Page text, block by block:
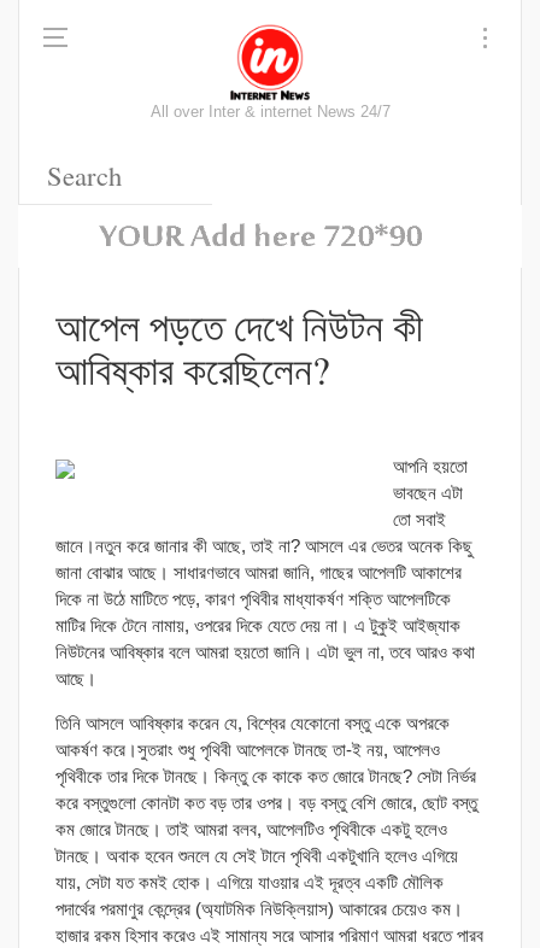
All over Inter & internet News 24/7
আপেল পড়তে দেখে নিউটন কী
আবিষ্কার করেছিলেন?
আপনি হয়তো
ভাবছেন এটা
তো সবাই
জানে।নতুন করে জানার কী আছে, তাই না? আসলে এর ভেতর অনেক কিছু
জানা বোঝার আছে। সাধারণভাবে আমরা জানি, গাছের আপেলটি আকাশের
দিকে না উঠে মাটিতে পড়ে, কারণ পৃথিবীর মাধ্যাকর্ষণ শক্তি আপেলটিকে
মাটির দিকে টেনে নামায়, ওপরের দিকে যেতে দেয় না। এ টুকুই আইজ্যাক
নিউটনের আবিষ্কার বলে আমরা হয়তো জানি। এটা ভুল না, তবে আরও কথা
আছে।
তিনি আসলে আবিষ্কার করেন যে, বিশ্বের যেকোনো বস্তু একে অপরকে
আকর্ষণ করে।সুতরাং শুধু পৃথিবী আপেলকে টানছে তা-ই নয়, আপেলও
পৃথিবীকে তার দিকে টানছে। কিন্তু কে কাকে কত জোরে টানছে? সেটা নির্ভর
করে বস্তুগুলো কোনটা কত বড় তার ওপর। বড় বস্তু বেশি জোরে, ছোট বস্তু
কম জোরে টানছে। তাই আমরা বলব, আপেলটিও পৃথিবীকে একটু হলেও
টানছে। অবাক হবেন শুনলে যে সেই টানে পৃথিবী একটুখানি হলেও এগিয়ে
যায়, সেটা যত কমই হোক। এগিয়ে যাওয়ার এই দূরত্ব একটি মৌলিক
পদার্থের পরমাণুর কেন্দ্রের (অ্যাটমিক নিউক্লিয়াস) আকারের চেয়েও কম।
হাজার রকম হিসাব করেও এই সামান্য সরে আসার পরিমাণ আমরা ধরতে পারব